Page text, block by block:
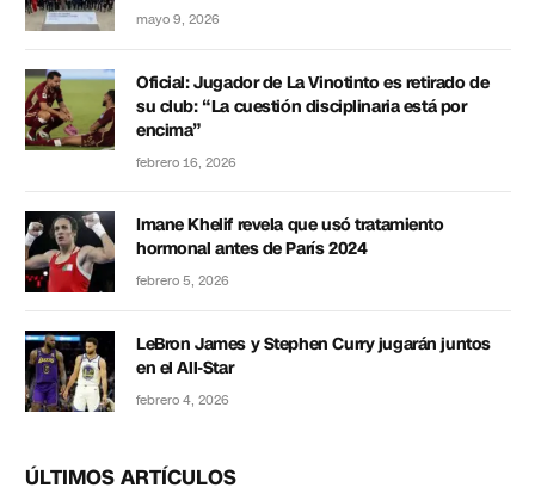
mayo 9, 2026
Oficial: Jugador de La Vinotinto es retirado de
su club: “La cuestión disciplinaria está por
encima”
febrero 16, 2026
Imane Khelif revela que usó tratamiento
hormonal antes de París 2024
febrero 5, 2026
LeBron James y Stephen Curry jugarán juntos
en el All-Star
febrero 4, 2026
ÚLTIMOS ARTÍCULOS